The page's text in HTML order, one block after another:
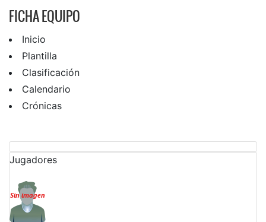
FICHA EQUIPO
Inicio
Plantilla
Clasificación
Calendario
Crónicas
Jugadores